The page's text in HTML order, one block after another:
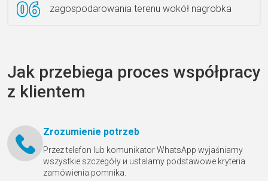
zagospodarowania terenu wokół nagrobka
Jak przebiega proces współpracy
z klientem
Zrozumienie potrzeb
Przez telefon lub komunikator WhatsApp wyjaśniamy
wszystkie szczegóły и ustalamy podstawowe kryteria
zamówienia pomnika.